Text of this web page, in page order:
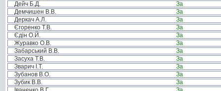
Дейч Б.Д.
За
Демчишен В.В.
За
Деркач А.Л.
За
Єгоренко Т.В.
За
Єдін О.Й.
За
Журавко О.В.
За
Забарський В.В.
За
Засуха Т.В.
За
Зварич І.Т.
За
Зубанов В.О.
За
Зубик В.В.
За